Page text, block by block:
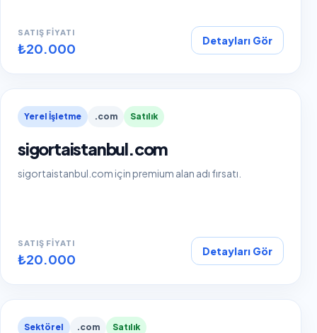
SATIŞ FIYATI
₺20.000 Detayları Gör
Yerel İşletme .com Satılık
sigortaistanbul.com
sigortaistanbul.com için premium alan adı fırsatı.
SATIŞ FIYATI
₺20.000 Detayları Gör
Sektörel .com Satılık